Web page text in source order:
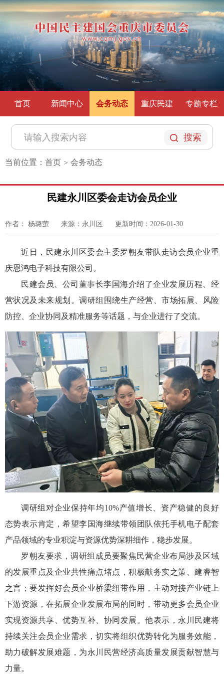
首页 新闻中心 会务动态 重庆民建 专题专栏
搜索
当前位置： 首页 > 会务动态
民建永川区委会走访会员企业
作者： 杨璐萤 来源：永川区 更新时间：2026-01-30
近日，民建永川区委会主委罗朝友带队走访会员企业重
庆恩鸿电子科技有限公司。
民建会员、公司董事长李国海介绍了企业发展历程、经
营状况及未来规划。调研组围绕生产经营、市场拓展、风险
防控、企业协同及精准服务等话题，与企业进行了交流。
调研组对企业保持年均10%产值增长、资产稳健的良好
态势表示肯定，希望李国海继续带领团队依托手机电子配套
产品领域的专业积淀与资源优势深耕细作，稳步发展。
罗朝友要求，调研组成员要聚焦民营企业布局涉及区域
的发展重点及企业共性痛点堵点，积极献务实之策、建睿智
之言；要发挥好会员企业桥梁纽带作用，主动对接产业链上
下游资源，在拓展企业发展布局的同时，带动更多会员企业
实现资源共享、优势互补、协同发展。他表示，永川民建将
持续关注会员企业需求，切实将组织优势转化为服务效能，
助力破解发展难题，为永川民营经济高质量发展贡献智慧与
力量。